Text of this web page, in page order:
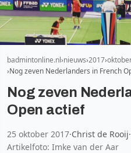
badmintonline.nl nieuws 2017
Nog zeven Nederlanders in French
Nog zeven
Open actief
25 oktober 2017·Christ de Rooij·
Artikelfoto: Imke van der Aar